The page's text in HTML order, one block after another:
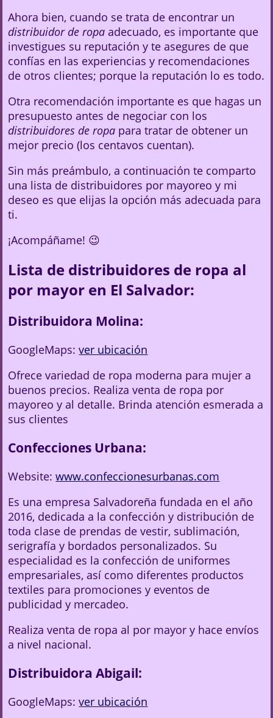
Ahora bien, cuando se trata de encontrar un
distribuidor de ropa adecuado, es importante que
investigues su reputación y te asegures de que
confías en las experiencias y recomendaciones
de otros clientes; porque la reputación lo es todo.
Otra recomendación importante es que hagas un
presupuesto antes de negociar con los
distribuidores de ropa para tratar de obtener un
mejor precio (los centavos cuentan).
Sin más preámbulo, a continuación te comparto
una lista de distribuidores por mayoreo y mi
deseo es que elijas la opción más adecuada para
ti.
¡Acompáñame! 😉
Lista de distribuidores de ropa al
por mayor en El Salvador:
Distribuidora Molina:
GoogleMaps:ver ubicación
Ofrece variedad de ropa moderna para mujer a
buenos precios. Realiza venta de ropa por
mayoreo y al detalle. Brinda atención esmerada a
sus clientes
Confecciones Urbana:
Website:www.confeccionesurbanas.com
Es una empresa Salvadoreña fundada en el año
2016, dedicada a la confección y distribución de
toda clase de prendas de vestir, sublimación,
serigrafía y bordados personalizados. Su
especialidad es la confección de uniformes
empresariales, así como diferentes productos
textiles para promociones y eventos de
publicidad y mercadeo.
Realiza venta de ropa al por mayor y hace envíos
a nivel nacional.
Distribuidora Abigail:
GoogleMaps:ver ubicación